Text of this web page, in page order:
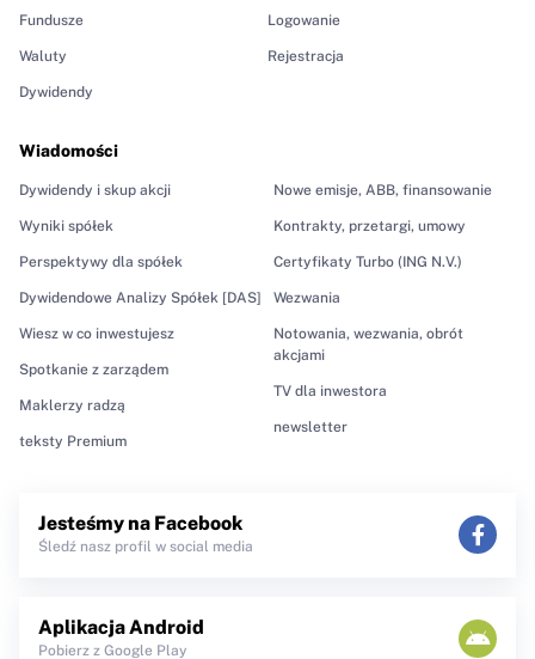
Fundusze
Waluty
Dywidendy
Wiadomości
Dywidendy i skup akcji
Wyniki spółek
Perspektywy dla spółek
Dywidendowe Analizy Spółek [DAS]
Wiesz w co inwestujesz
Spotkanie z zarządem
Maklerzy radzą
teksty Premium
Nowe emisje, ABB, finansowanie
Kontrakty, przetargi, umowy
Certyfikaty Turbo (ING N.V.)
Wezwania
Notowania, wezwania, obrót
akcjami
TV dla inwestora
newsletter
Logowanie
Rejestracja
Jesteśmy na Facebook
Śledź nasz profil w social media
Aplikacja Android
Pobierz z Google Play